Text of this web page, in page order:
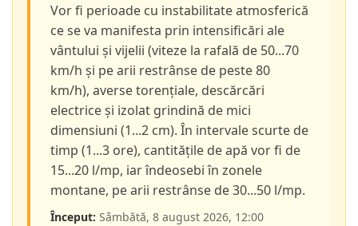
Vor fi perioade cu instabilitate atmosferică
ce se va manifesta prin intensificări ale
vântului și vijelii (viteze la rafală de 50...70
km/h și pe arii restrânse de peste 80
km/h), averse torențiale, descărcări
electrice și izolat grindină de mici
dimensiuni (1...2 cm). În intervale scurte de
timp (1...3 ore), cantitățile de apă vor fi de
15...20 l/mp, iar îndeosebi în zonele
montane, pe arii restrânse de 30...50 l/mp.
Început: Sâmbătă, 8 august 2026, 12:00